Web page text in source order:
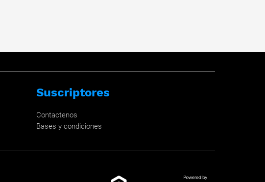
Suscriptores
Contactenos
Bases y condiciones